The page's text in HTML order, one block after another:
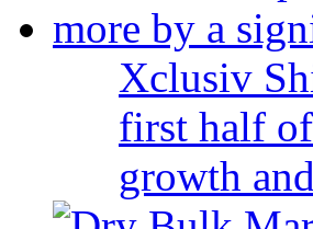
Xclusiv
first half of
growth